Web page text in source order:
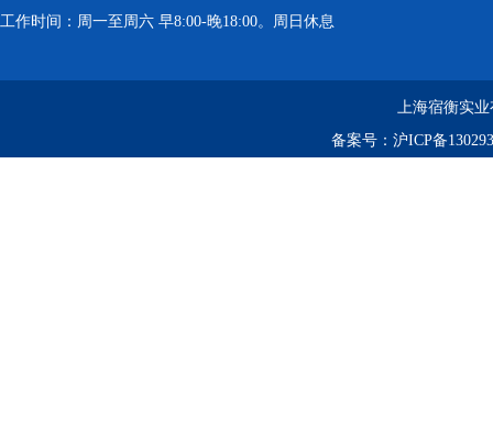
工作时间：周一至周六 早8:00-晚18:00。周日休息
上海宿衡实
备案号： 沪ICP备